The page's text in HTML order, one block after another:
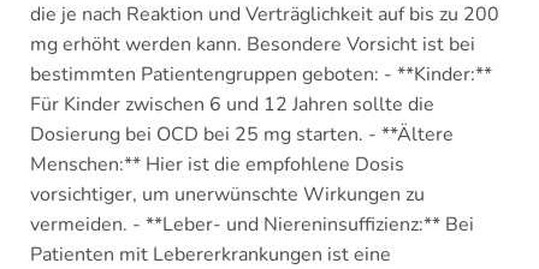
die je nach Reaktion und Verträglichkeit auf bis zu 200
mg erhöht werden kann. Besondere Vorsicht ist bei
bestimmten Patientengruppen geboten: - **Kinder:**
Für Kinder zwischen 6 und 12 Jahren sollte die
Dosierung bei OCD bei 25 mg starten. - **Ältere
Menschen:** Hier ist die empfohlene Dosis
vorsichtiger, um unerwünschte Wirkungen zu
vermeiden. - **Leber- und Niereninsuffizienz:** Bei
Patienten mit Lebererkrankungen ist eine